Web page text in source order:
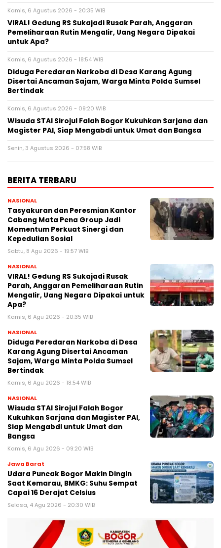
Kamis, 6 Agustus 2026 - 20:35 WIB
VIRAL! Gedung RS Sukajadi Rusak Parah, Anggaran
Pemeliharaan Rutin Mengalir, Uang Negara Dipakai
untuk Apa?
Kamis, 6 Agustus 2026 - 18:54 WIB
Diduga Peredaran Narkoba di Desa Karang Agung
Disertai Ancaman Sajam, Warga Minta Polda Sumsel
Bertindak
Kamis, 6 Agustus 2026 - 09:20 WIB
Wisuda STAI Sirojul Falah Bogor Kukuhkan Sarjana dan
Magister PAI, Siap Mengabdi untuk Umat dan Bangsa
Senin, 3 Agustus 2026 - 07:58 WIB
BERITA TERBARU
NASIONAL
Tasyakuran dan Peresmian Kantor
Cabang Mata Pena Group Jadi
Momentum Perkuat Sinergi dan
Kepedulian Sosial
Sabtu, 8 Agu 2026 - 19:57 WIB
NASIONAL
VIRAL! Gedung RS Sukajadi Rusak
Parah, Anggaran Pemeliharaan Rutin
Mengalir, Uang Negara Dipakai untuk
Apa?
Kamis, 6 Agu 2026 - 20:35 WIB
NASIONAL
Diduga Peredaran Narkoba di Desa
Karang Agung Disertai Ancaman
Sajam, Warga Minta Polda Sumsel
Bertindak
Kamis, 6 Agu 2026 - 18:54 WIB
NASIONAL
Wisuda STAI Sirojul Falah Bogor
Kukuhkan Sarjana dan Magister PAI,
Siap Mengabdi untuk Umat dan
Bangsa
Kamis, 6 Agu 2026 - 09:20 WIB
Jawa Barat
Udara Puncak Bogor Makin Dingin
Saat Kemarau, BMKG: Suhu Sempat
Capai 16 Derajat Celsius
Selasa, 4 Agu 2026 - 20:30 WIB